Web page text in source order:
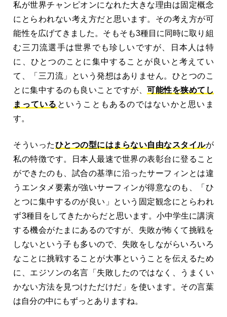
私が世界チャンピオンになれた大きな理由は固定概念
にとらわれない考え方だと思います。その考え方が可
能性を広げてきました。そもそも3種目に同時に取り組
む三刀流選手は世界でも珍しいですが、日本人は特
に、ひとつのことに集中することが良いと考えてい
て、「三刀流」という発想はありません。ひとつのこ
とに集中するのも良いことですが、可能性を狭めてし
まっている ということもあるのではないかと思いま
す。
そういったひとつの型にはまらない自由なスタイルが
私の特徴です。日本人最速で世界の表彰台に登ること
ができたのも、試合の基準に沿ったサーフィンとは違
うエンタメ要素が強いサーフィンが得意なのも、「ひ
とつに集中するのが良い」という固定観念にとらわれ
ず3種目をしてきたからだと思います。小中学生に講演
する機会がたまにあるのですが、失敗が怖くて挑戦を
しないという子も多いので、失敗をしながらいろいろ
なことに挑戦することが大事ということを伝えるため
に、エジソンの名言「失敗したのではなく、うまくい
かない方法を見つけただけだ」を使います。その言葉
は自分の中にもずっとありますね。